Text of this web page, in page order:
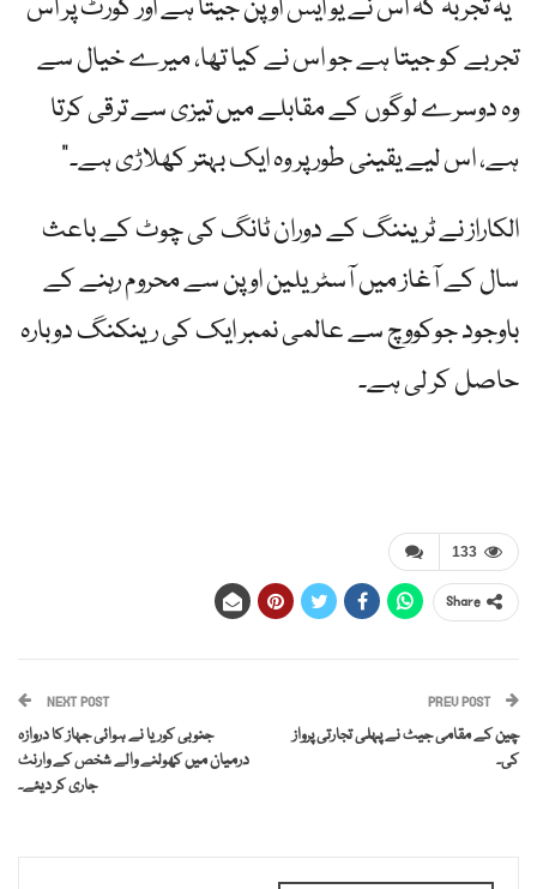
"یہ تجربہ کہ اس نے یو ایس اوپن جیتا ہے اور کورٹ پر اس
تجربے کو جیتا ہے جو اس نے کیا تھا، میرے خیال سے
وہ دوسرے لوگوں کے مقابلے میں تیزی سے ترقی کرتا
ہے، اس لیے یقینی طور پر وہ ایک بہتر کھلاڑی ہے۔”
الکاراز نے ٹریننگ کے دوران ٹانگ کی چوٹ کے باعث
سال کے آغاز میں آسٹریلین اوپن سے محروم رہنے کے
باوجود جوکووچ سے عالمی نمبر ایک کی رینکنگ دوبارہ
حاصل کر لی ہے۔
133
Share
PREV POST
چین کے مقامی جیٹ نے پہلی تجارتی پرواز
کی۔
NEXT POST
جنوبی کوریا نے ہوائی جہاز کا دروازہ
درمیان میں کھولنے والے شخص کے وارنٹ
جاری کر دیئے۔